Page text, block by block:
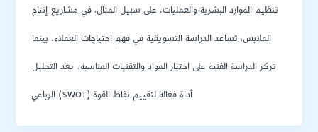
تنظيم الموارد البشرية والعمليات. على سبيل المثال، في مشاريع إنتاج
الملابس، تساعد الدراسة التسويقية في فهم احتياجات العملاء. بينما
تركز الدراسة الفنية على اختيار المواد والتقنيات المناسبة. يعد التحليل
الرباعي (SWOT) أداة فعالة لتقييم نقاط القوة